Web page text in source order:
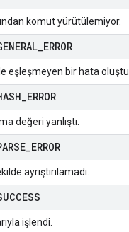
komut yürütülemiyor.
ERROR
eşleşmeyen bir hata oluştu.
ERROR
değeri yanlıştı.
ERROR
ayrıştırılamadı.
işlendi.